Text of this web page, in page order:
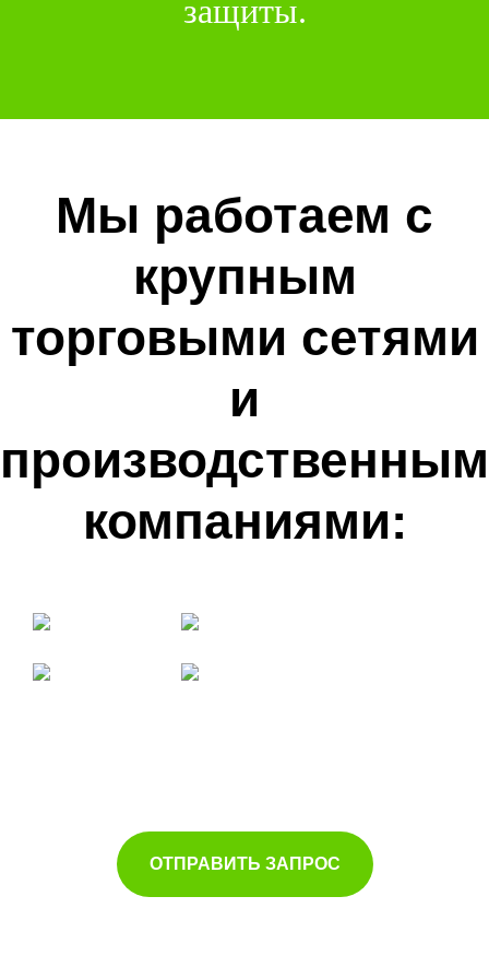
защиты.
Мы работаем с
крупным
торговыми сетями
и
компаниями:
ОТПРАВИТЬ ЗАПРОС